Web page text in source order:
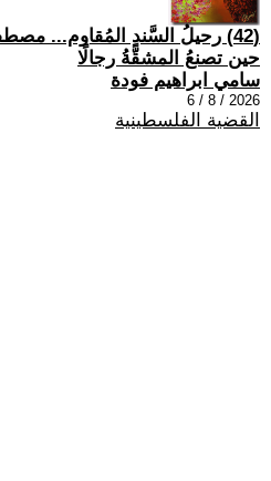
(42) رحيلُ السَّندِ المُقاوم...
حين تصنعُ المشقَّةُ رجالًا
سامي ابراهيم فودة
2026 / 8 / 6
القضية الفلسطينية